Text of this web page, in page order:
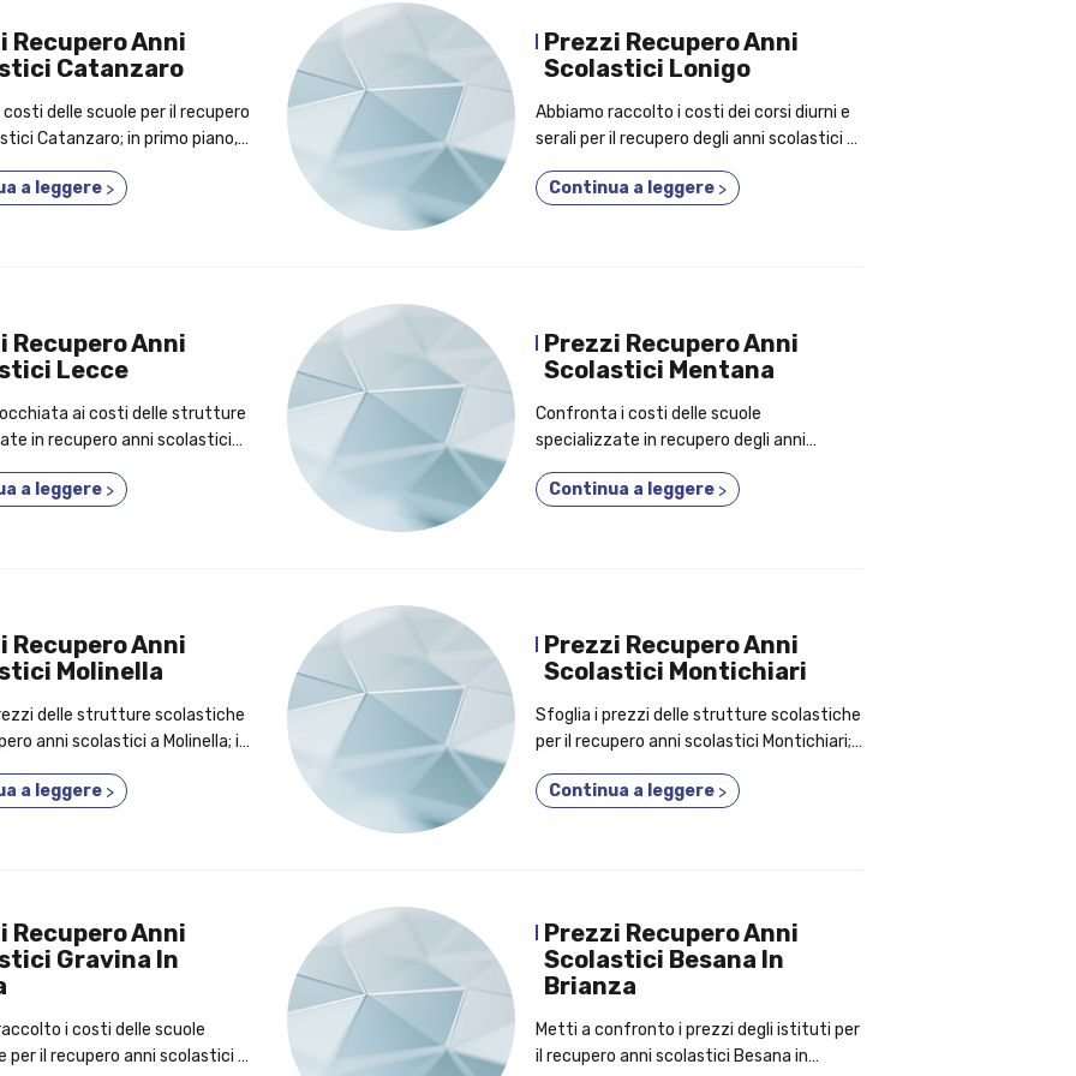
Recupero Anni
Catanzaro
delle scuole per il recupero
Catanzaro; in primo piano, i
5 anni in 1!
a leggere >
Prezzi Recupero Anni
Scolastici Lonigo
Abbiamo raccolto i costi dei corsi diurni e
serali per il recupero degli anni scolastici a
aderire a un corso 3 anni in 1!
Continua a leggere >
Recupero Anni
Lecce
ai costi delle strutture
in recupero anni scolastici
frequentare un corso
a leggere >
Prezzi Recupero Anni
Scolastici Mentana
Confronta i costi delle scuole
specializzate in recupero degli anni
per cui dovresti iscriverti a un corso 2 o 3
Continua a leggere >
Recupero Anni
Molinella
delle strutture scolastiche
anni scolastici a Molinella; in
un corso fino a 5
a leggere >
Prezzi Recupero Anni
Scolastici Montichiari
Sfoglia i prezzi delle strutture scolastiche
per il recupero anni scolastici Montichiari;
frequentare un corso privato!
Continua a leggere >
Recupero Anni
Gravina In
i costi delle scuole
il recupero anni scolastici a
Prezzi Recupero Anni
Scolastici Besana In
Brianza
Metti a confronto i prezzi degli istituti per
il recupero anni scolastici Besana in